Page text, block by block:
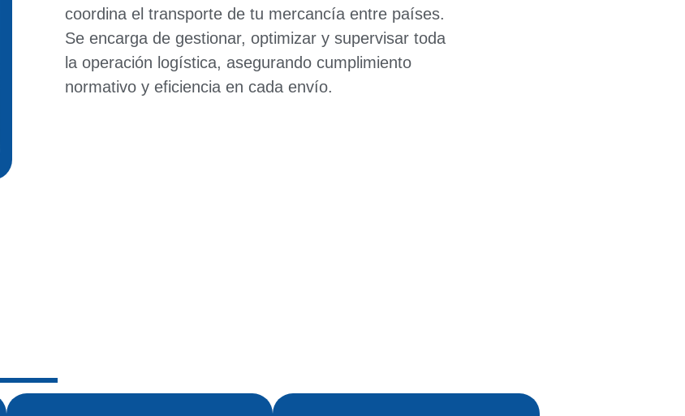
coordina el transporte de tu mercancía entre países.
Se encarga de gestionar, optimizar y supervisar toda
la operación logística, asegurando cumplimiento
normativo y eficiencia en cada envío.